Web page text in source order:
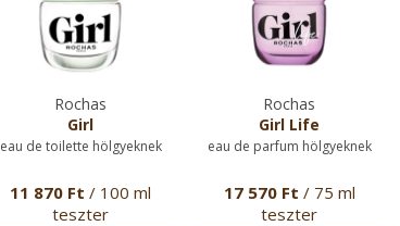
Rochas
Girl
eau de toilette hölgyeknek
11 870 Ft / 100 ml
teszter
Rochas
Girl Life
eau de parfum hölgyeknek
17 570 Ft / 75 ml
teszter